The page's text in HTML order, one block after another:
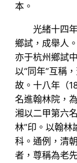
本。
光緒十四
鄉試，成舉人
亦于杭州鄉試
以“同年”互稱
故。十八年（
名進翰林院，
湘以二甲第六
林”印。以翰林
科。通例，清
者，尊稱為老